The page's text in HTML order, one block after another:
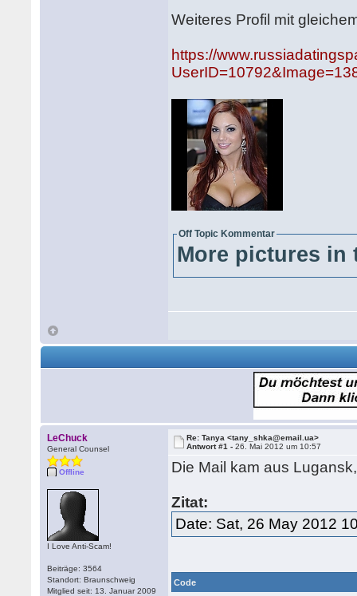
Weiteres Profil mit
https://
Off Topic Kommentar
More pictures in
LeChuck
General Counsel
Offline
I Love Anti-Scam!
Beiträge: 3564
Standort: Braunschweig
Mitglied seit: 13. Januar 2009
Re: Tanya <tany_shka@email.ua>
Antwort #1 -26. Mai 2012 um 10:57
Die Mail kam aus
Zitat:
Date: Sat, 26 May 2012
Code